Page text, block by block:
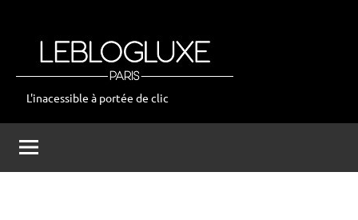
leblogluxe
L'inacessible à portée de clic